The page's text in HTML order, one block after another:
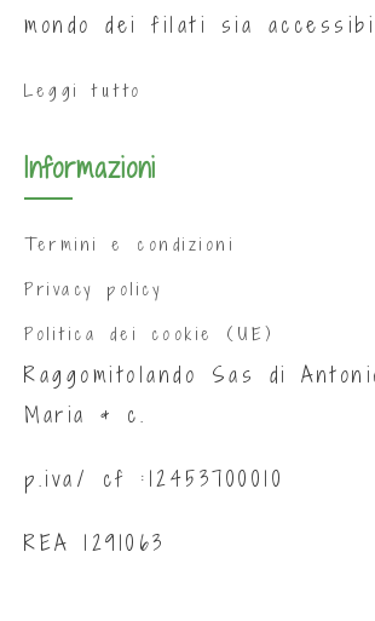
mondo dei filati sia
Leggi tutto
Informazioni
Termini e condizioni
Privacy policy
Politica dei cookie (UE)
Raggomitolando Sas di
Maria & c.
p.iva/ cf :12453700010
REA 1291063